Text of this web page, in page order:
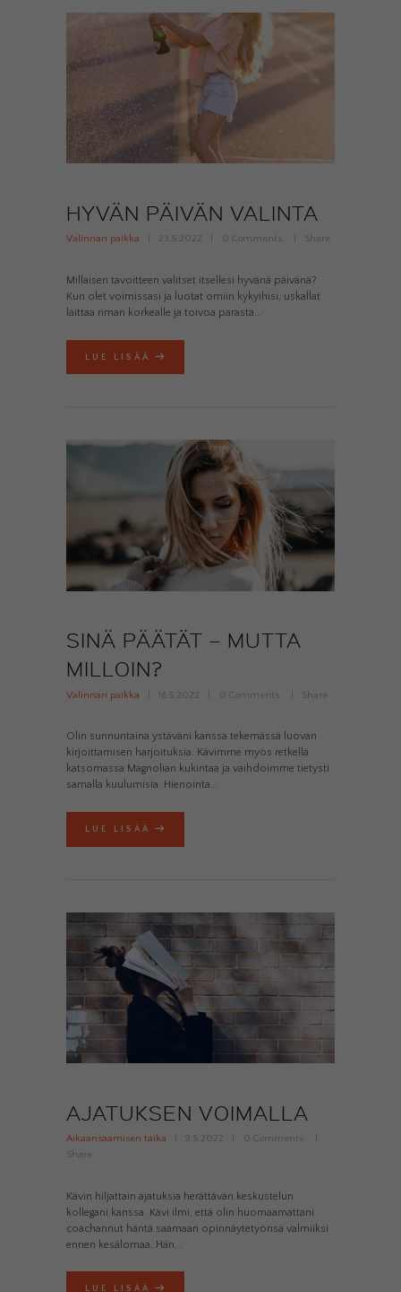
HYVÄN PÄIVÄN VALINTA
Valinnan paikka 23.5.2022 0 Comments Share
Millaisen tavoitteen valitset itsellesi hyvänä päivänä?
Kun olet voimissasi ja luotat omiin kykyihisi, uskallat
laittaa riman korkealle ja toivoa parasta…
LUE LISÄÄ
SINÄ PÄÄTÄT – MUTTA
MILLOIN?
Valinnan paikka 16.5.2022 0 Comments Share
Olin sunnuntaina ystäväni kanssa tekemässä luovan
kirjoittamisen harjoituksia. Kävimme myös retkellä
katsomassa Magnolian kukintaa ja vaihdoimme tietysti
samalla kuulumisia. Hienointa…
LUE LISÄÄ
AJATUKSEN VOIMALLA
Aikaansaamisen taika 9.5.2022 0 Comments
Share
Kävin hiljattain ajatuksia herättävän keskustelun
kollegani kanssa. Kävi ilmi, että olin huomaamattani
coachannut häntä saamaan opinnäytetyönsä valmiiksi
ennen kesälomaa. Hän…
LUE LISÄÄ